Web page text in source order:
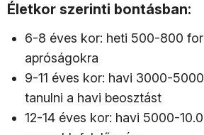
Életkor szerinti bontásban:
6-8 éves kor: heti 500-800
apróságokra
9-11 éves kor: havi 3000-
tanulni a havi beosztást
12-14 éves kor: havi 5000-